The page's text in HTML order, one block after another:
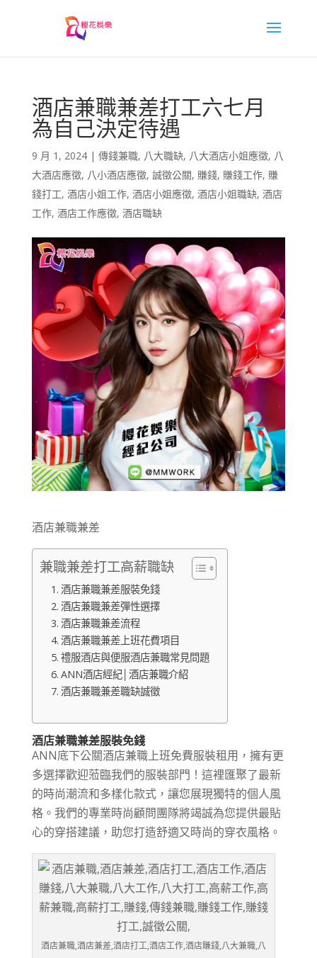
酒店兼職兼差打工六七月
為自己決定待遇
9 月 1, 2024| 傳錢兼職, 八大職缺, 八大酒店小姐應徵, 八
大酒店應徵, 八小酒店應徵, 誠徵公關, 賺錢, 賺錢工作, 賺
錢打工, 酒店小姐工作, 酒店小姐應徵, 酒店小姐職缺, 酒店
工作, 酒店工作應徵, 酒店職缺
酒店兼職兼差
兼職兼差打工高薪職缺
酒店兼職兼差服裝免錢
酒店兼職兼差彈性選擇
酒店兼職兼差流程
酒店兼職兼差上班花費項目
禮服酒店與便服酒店兼職常見問題
ANN酒店經紀│酒店兼職介紹
酒店兼職兼差職缺誠徵
酒店兼職兼差服裝免錢
ANN底下公關酒店兼職上班免費服裝租用，擁有更
多選擇歡迎蒞臨我們的服裝部門！這裡匯聚了最新
的時尚潮流和多樣化款式，讓您展現獨特的個人風
格。我們的專業時尚顧問團隊將竭誠為您提供最貼
心的穿搭建議，助您打造舒適又時尚的穿衣風格。
酒店兼職,酒店兼差,酒店打工,酒店工作,酒店賺錢,八大兼職,八